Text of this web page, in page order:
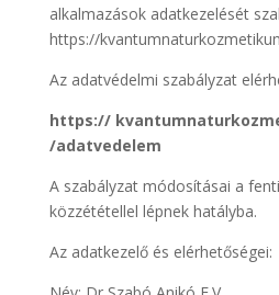
alkalmazások adatkezelését
https://
Az adatvédelmi szabályzat
https://
/adatvedelem
A szabályzat módosításai a
közzététellel lépnek hatályba.
Az adatkezelő és elérhetőségei: